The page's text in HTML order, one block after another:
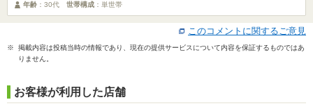
年齢 ：30代 世帯構成 ：単世帯
このコメントに関するご意見
※ 掲載内容は投稿当時の情報であり、現在の提供サービスについて内容を保証するものではあ
りません。
お客様が利用した店舗